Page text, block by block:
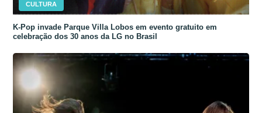
CULTURA
K-Pop invade Parque Villa Lobos em evento gratuito em
celebração dos 30 anos da LG no Brasil